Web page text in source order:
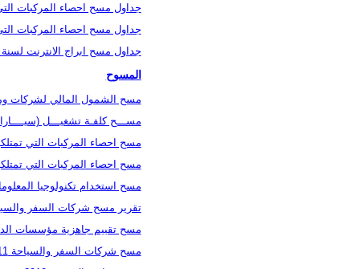
جداول مسح احصاء المركبات التي
جداول مسح احصاء المركبات التي
جداول مسح ابراج الانترنت لسنة
المسوح
مسح الشمول المالي لشركات
مســـح كلفـة تشغيـــل (سيــــارات
مسح احصاء المركبات التي تمتلكها
مسح احصاء المركبات التي تمتلكها
مسح استخدام تكنولوجيا المعلومات
تقرير مسح شركات السفر
مسح تقييم جاهزية مؤسسات الدولة
مسح شركات السفر والسياحة 2011